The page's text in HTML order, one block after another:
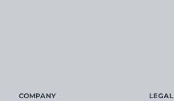
COMPANY LEGAL